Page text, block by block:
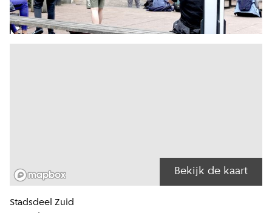
Bekijk de kaart
Locatiegegevens
Stadsdeel Zuid